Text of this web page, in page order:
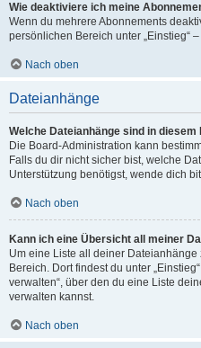
Wie deaktiviere ich meine
Wenn du mehrere Abonnements
persönlichen Bereich unter „Einstieg“
Nach oben
Dateianhänge
Welche Dateianhänge sind in diesem
Die Board-Administration kann
Falls du dir nicht sicher bist, welche
Unterstützung benötigst, wende dich
Nach oben
Kann ich eine Übersicht all meiner
Um eine Liste all deiner
Bereich. Dort findest du unter
verwalten“, über den du eine Liste
verwalten kannst.
Nach oben